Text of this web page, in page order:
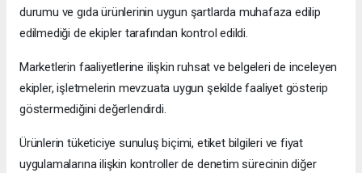
durumu ve gıda ürünlerinin uygun şartlarda muhafaza edilip
edilmediği de ekipler tarafından kontrol edildi.
Marketlerin faaliyetlerine ilişkin ruhsat ve belgeleri de inceleyen
ekipler, işletmelerin mevzuata uygun şekilde faaliyet gösterip
göstermediğini değerlendirdi.
Ürünlerin tüketiciye sunuluş biçimi, etiket bilgileri ve fiyat
uygulamalarına ilişkin kontroller de denetim sürecinin diğer